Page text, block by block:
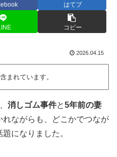
はてブ
コピー
2026.04.15
まれています。
消しゴム事件と5年前の妻
ながらも、どこかでつなが
になりました。